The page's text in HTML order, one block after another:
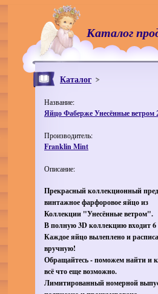
Каталог
Каталог
Название:
Яйцо Фаберже Унесённые ветром
Производитель:
Franklin Mint
Описание:
Прекрасный коллекционный
винтажное фарфоровое яйцо из
Коллекции "Унесённые ветром".
В полную 3D коллекцию входит
Каждое яйцо вылеплено и
вручную!
Обращайтесь - поможем найти и
всё что еще возможно.
Лимитированный номерной